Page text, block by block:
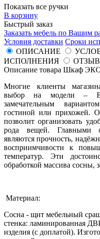
Показать все ручки
В корзину
Быстрый заказ
Заказать мебель по Вашим
Условия доставки Сроки
ОПИСАНИЕ
ИСПОЛНЕНИЯ
Описание товара Шкаф
Многие клиенты
выбор на модели –
замечательным
гостиной или прихожей.
позволит организовать
рода вещей. Главными
являются прочность,
восприимчивости к
температур. Эти
обработкой массива сосны,
Материал:
Сосна - щит мебельный
стенка: ламинированная
изделия (с доплатой).